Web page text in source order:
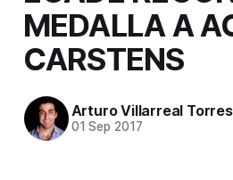
MEDALLA A
CARSTENS
Arturo Villarreal Torres
01 Sep 2017